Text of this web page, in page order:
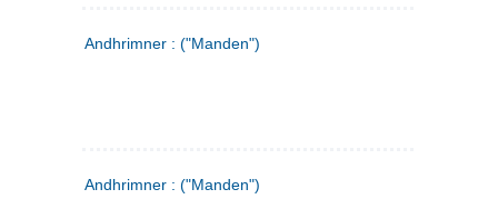
Andhrimner : ("Manden")
Andhrimner : ("Manden")